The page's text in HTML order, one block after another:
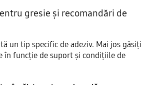
gresie și recomandări de
un tip specific de adeziv. Mai jos găsiți
în funcție de suport și condițiile de